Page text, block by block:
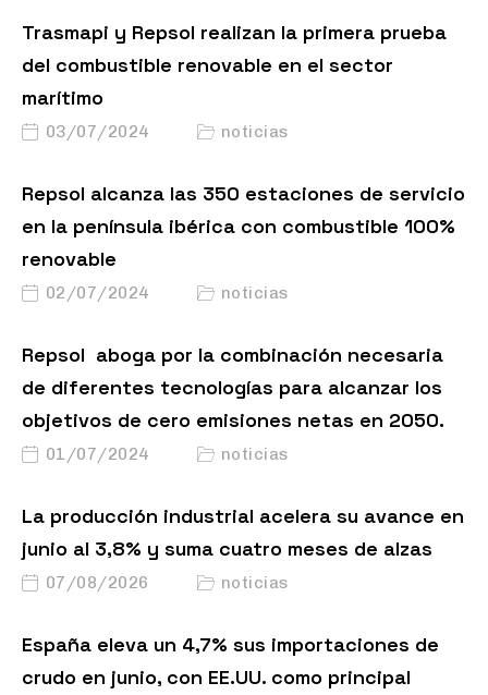
Trasmapi y Repsol realizan la primera prueba
del combustible renovable en el sector
marítimo
03/07/2024 noticias
Repsol alcanza las 350 estaciones de servicio
en la península ibérica con combustible 100%
renovable
02/07/2024 noticias
Repsol aboga por la combinación necesaria
de diferentes tecnologías para alcanzar los
objetivos de cero emisiones netas en 2050.
01/07/2024 noticias
La producción industrial acelera su avance en
junio al 3,8% y suma cuatro meses de alzas
07/08/2026 noticias
España eleva un 4,7% sus importaciones de
crudo en junio, con EE.UU. como principal